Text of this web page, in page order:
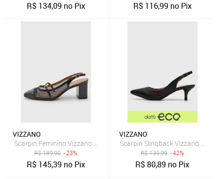
R$ 134,09 no Pix R$ 116,99 no Pix
VIZZANO
Scarpin Feminino Vizzano Salto Quadrado Preto
R$189,90 - 23%
R$ 145,39 no Pix
VIZZANO
Scarpin Slingback Vizzano
R$139,99 - 42%
R$80,89 no Pix